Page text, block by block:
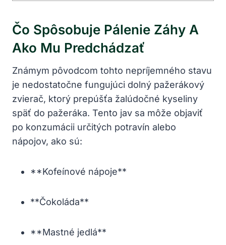
Čo Spôsobuje Pálenie Záhy A
Ako Mu Predchádzať
Známym pôvodcom tohto nepríjemného stavu
je nedostatočne fungujúci dolný pažerákový
zvierač, ktorý prepúšťa žalúdočné kyseliny
späť do pažeráka. Tento jav sa môže objaviť
po konzumácii určitých potravín alebo
nápojov, ako sú:
**Kofeínové nápoje**
**Čokoláda**
**Mastné jedlá**